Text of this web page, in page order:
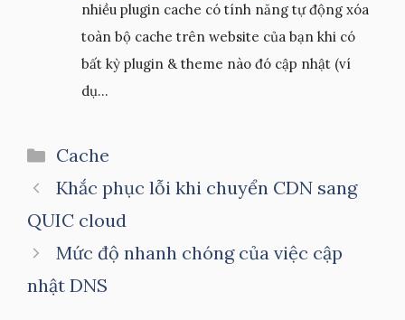
nhiều plugin cache có tính năng tự động xóa
toàn bộ cache trên website của bạn khi có
bất kỳ plugin & theme nào đó cập nhật (ví
dụ...
Danh
mục
Cache
Khắc phục lỗi khi chuyển CDN sang
QUIC cloud
Mức độ nhanh chóng của việc cập
nhật DNS